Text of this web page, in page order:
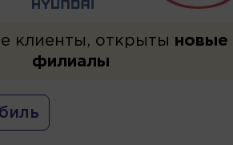
клиенты, открыты новые
филиалы